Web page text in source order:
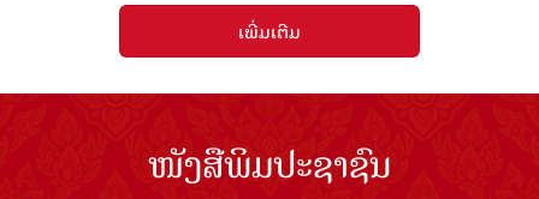
ເພີ່ມເຕີມ
ໜັງສືພິມປະຊາຊົນ